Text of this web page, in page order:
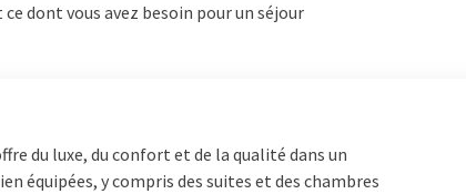
dont vous avez besoin pour un séjour
du luxe, du confort et de la qualité dans un
équipées, y compris des suites et des chambres